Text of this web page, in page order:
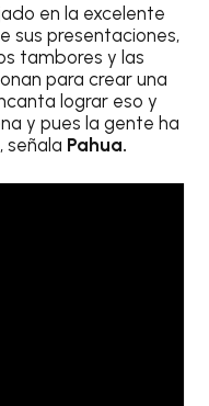
en la excelente
sus presentaciones,
tambores y las
para crear una
lograr eso y
y pues la gente ha
señala Pahua.